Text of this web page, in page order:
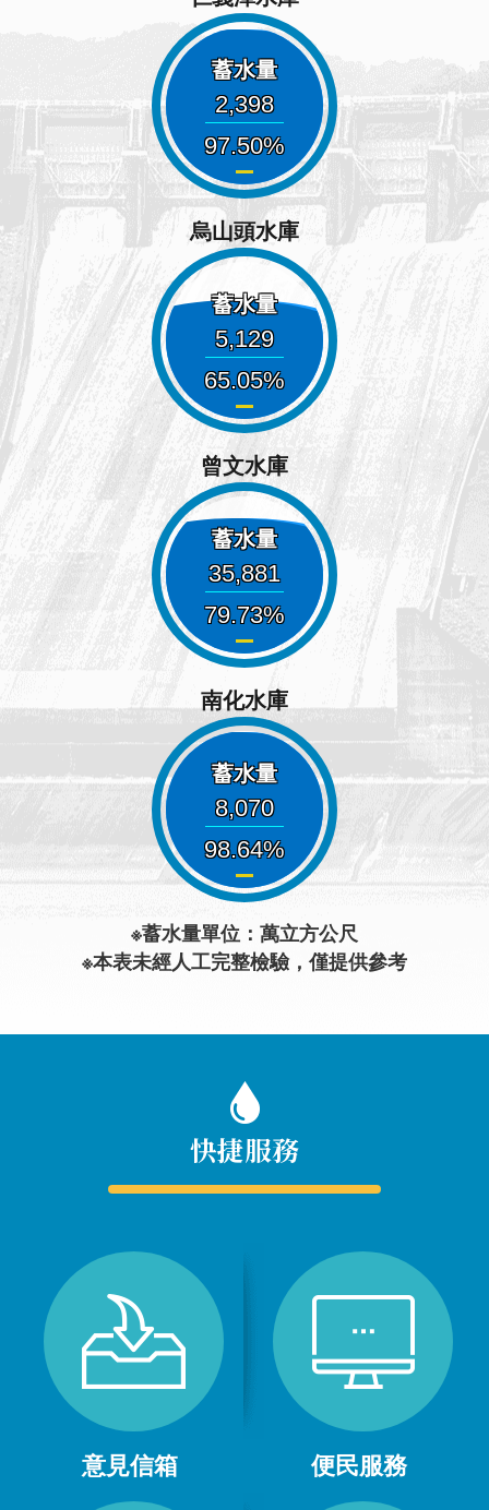
蓄水量
2,398
97.50
烏山頭水庫
蓄水量
5,129
65.05
曾文水庫
蓄水量
35,881
79.73
南化水庫
蓄水量
8,070
98.64
※蓄水量單位：萬立方公尺
※本表未經人工完整檢驗，僅提供參考
快捷服務
意見信箱 便民服務